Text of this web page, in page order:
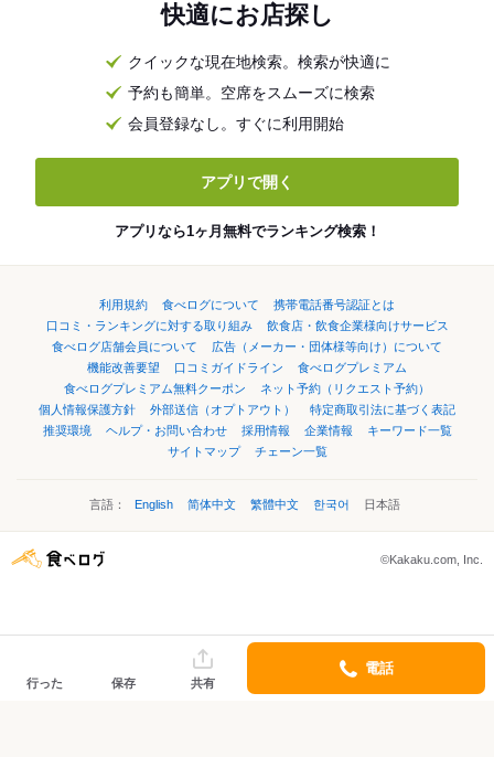
快適にお店探し
クイックな現在地検索。検索が快適に
予約も簡単。空席をスムーズに検索
会員登録なし。すぐに利用開始
アプリで開く
アプリなら1ヶ月無料でランキング検索！
利用規約 食べログについて
携帯電話番号認証とは
口コミ・ランキングに対する取り組み
飲食店・飲食企業様向けサービス
食べログ店舗会員について
広告（メーカー・団体様等向け）について
機能改善要望
口コミガイドライン
食べログプレミアム
食べログプレミアム無料クーポン
ネット予約（リクエスト予約）
個人情報保護方針
外部送信（オプトアウト）
特定商取引法に基づく表記
推奨環境
ヘルプ・お問い合わせ 採用情報 企業情報
キーワード一覧
サイトマップ
チェーン一覧
言語： English 简体中文 繁體中文 한국어 日本語
©Kakaku.com, Inc.
行った 保存 共有
電話